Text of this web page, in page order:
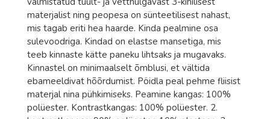
materjalist ning peopesa on sünteetilisest nahast,
mis tagab eriti hea haarde. Kinda pealmine osa
sulevoodriga. Kindad on elastse mansetiga, mis
teeb kinnaste kätte paneku lihtsaks ja mugavaks.
Kinnastel on minimaalselt õmblusi, et vältida
ebameeldivat hõõrdumist. Pöidla peal pehme fliisist
materjal nina pühkimiseks. Peamine kangas: 100%
polüester. Kontrastkangas: 100% polüester. 2.
Sweet Protection
Bagheera
Bula
Excelsior
Fischer